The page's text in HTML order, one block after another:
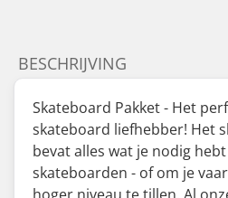
BESCHRIJVING
Skateboard Pakket - Het
skateboard liefhebber! Het
bevat alles wat je nodig
skateboarden - of om je